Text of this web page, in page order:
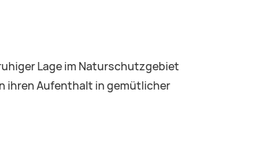
Lage im Naturschutzgebiet
ihren Aufenthalt in gemütlicher